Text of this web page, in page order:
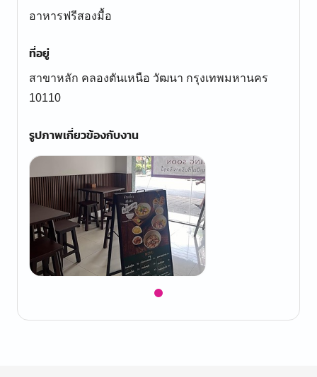
อาหารฟรีสองมื้อ
ที่อยู่
สาขาหลัก คลองตันเหนือ วัฒนา กรุงเทพมหานคร
10110
รูปภาพเกี่ยวข้องกับงาน